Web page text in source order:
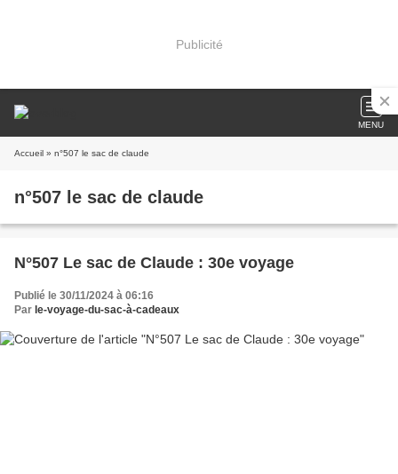
Publicité
MENU
Accueil » n°507 le sac de claude
n°507 le sac de claude
N°507 Le sac de Claude : 30e voyage
Publié le 30/11/2024 à 06:16
Par le-voyage-du-sac-à-cadeaux